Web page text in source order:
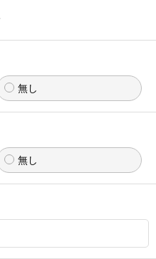
無し
無し